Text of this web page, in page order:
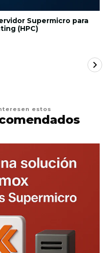
Supermicro para
(HPC)
estos